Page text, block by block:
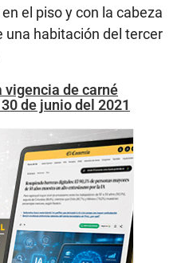
el piso y con la cabeza
una habitación del tercer
vigencia de carné
de junio del 2021